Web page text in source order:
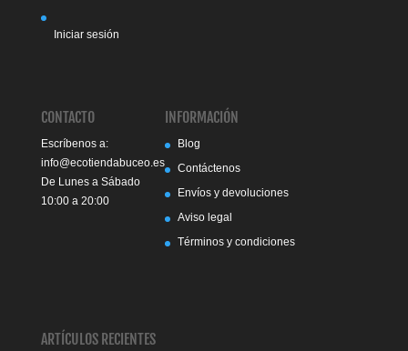
Iniciar sesión
CONTACTO
Escríbenos a:
info@ecotiendabuceo.es
De Lunes a Sábado
10:00 a 20:00
INFORMACIÓN
Blog
Contáctenos
Envíos y devoluciones
Aviso legal
Términos y condiciones
ARTÍCULOS RECIENTES